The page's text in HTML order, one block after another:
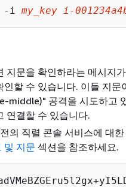
-i my_key i-
지문을 확인하라는 메시지
할 수 있습니다. 이들 지
middle)" 공격을 시도하고
연결할 수 있습니다.
의 직렬 콘솔 서비스에 대
및 지문 섹션을 참조하세요.